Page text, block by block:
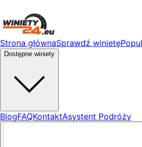
Strona głównaSprawdź winietę
Dostępne winiety
BlogFAQKontaktAsystent Podróży